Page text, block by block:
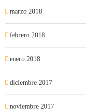
marzo 2018
febrero 2018
enero 2018
diciembre 2017
noviembre 2017